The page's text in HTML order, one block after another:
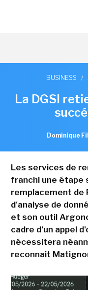
BUSINESS /
La DGSI
Dominique
Les services de
franchi une étape
remplacement de
d'analyse de
et son outil
cadre d'un appel
nécessitera
reconnait